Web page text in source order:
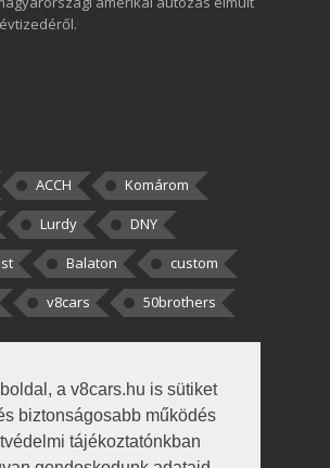
a v8cars.hu is sütiket
biztonságosabb működés
tájékoztatónkban
ACCH
Komárom
Lurdy
DNY
Balaton
custom
v8cars 50brothers
Elszúrtam! Én csak két
Nem tudtam, hogy fél autót,